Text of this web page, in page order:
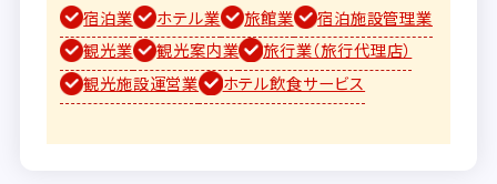
宿泊業 ホテル業 旅館業
宿泊施設管理業
観光業
観光案内業
旅行業（旅行代理店）
観光施設運営業
ホテル飲食サービス